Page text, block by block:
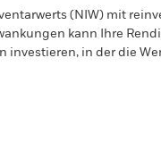
(NIW) mit
kann Ihre
investieren, in der die